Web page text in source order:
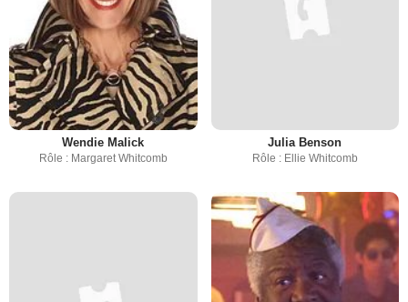
Wendie Malick
Rôle : Margaret Whitcomb
Julia Benson
Rôle : Ellie Whitcomb